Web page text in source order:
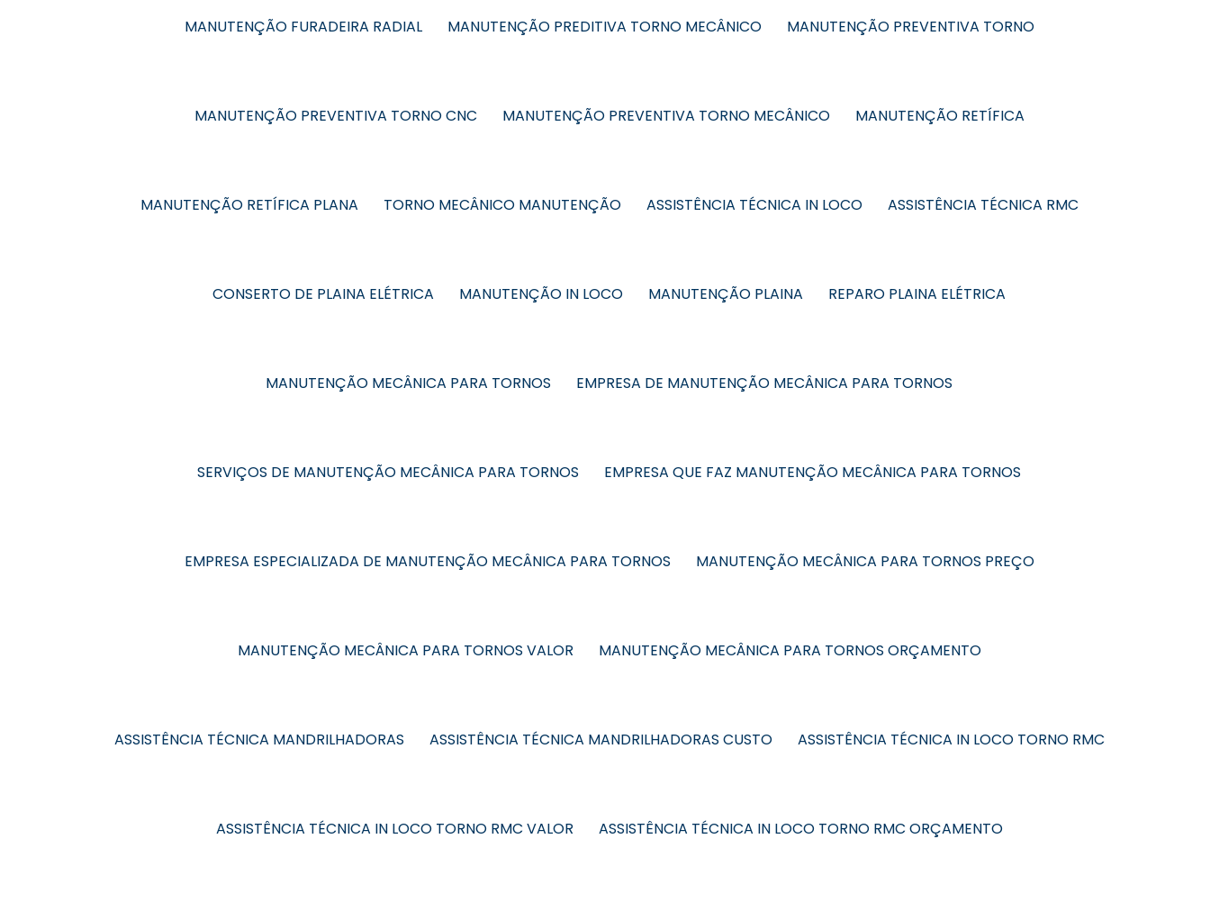
MANUTENÇÃO FURADEIRA RADIAL MANUTENÇÃO PREDITIVA TORNO MECÂNICO MANUTENÇÃO PREVENTIVA TORNO
MANUTENÇÃO PREVENTIVA TORNO CNC MANUTENÇÃO PREVENTIVA TORNO MECÂNICO MANUTENÇÃO RETÍFICA
MANUTENÇÃO RETÍFICA PLANA TORNO MECÂNICO MANUTENÇÃO ASSISTÊNCIA TÉCNICA IN LOCO ASSISTÊNCIA TÉCNICA RMC
CONSERTO DE PLAINA ELÉTRICA MANUTENÇÃO IN LOCO MANUTENÇÃO PLAINA REPARO PLAINA ELÉTRICA
MANUTENÇÃO MECÂNICA PARA TORNOS EMPRESA DE MANUTENÇÃO MECÂNICA PARA TORNOS
SERVIÇOS DE MANUTENÇÃO MECÂNICA PARA TORNOS EMPRESA QUE FAZ MANUTENÇÃO MECÂNICA PARA TORNOS
EMPRESA ESPECIALIZADA DE MANUTENÇÃO MECÂNICA PARA TORNOS MANUTENÇÃO MECÂNICA PARA TORNOS PREÇO
MANUTENÇÃO MECÂNICA PARA TORNOS VALOR MANUTENÇÃO MECÂNICA PARA TORNOS ORÇAMENTO
ASSISTÊNCIA TÉCNICA MANDRILHADORAS ASSISTÊNCIA TÉCNICA MANDRILHADORAS CUSTO ASSISTÊNCIA TÉCNICA IN LOCO TORNO RMC
ASSISTÊNCIA TÉCNICA IN LOCO TORNO RMC VALOR ASSISTÊNCIA TÉCNICA IN LOCO TORNO RMC ORÇAMENTO